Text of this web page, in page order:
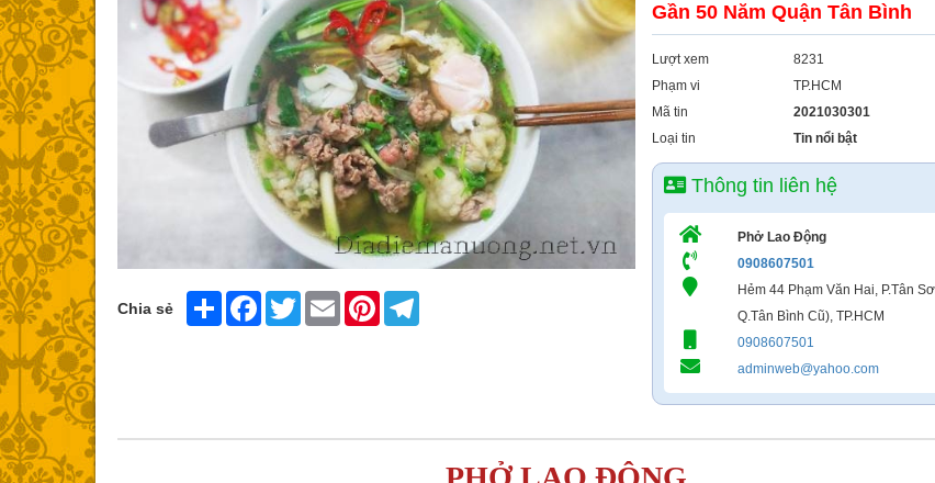
Chia sẻ Share FacebookTwitter Email Pinterest
Gần 50 Năm Quận Tân Bình
Lượt xem
8231
Phạm vi
TP.HCM
Mã tin
2021030301
Loại tin
Tin nổi bật
Thông tin liên hệ
Phở Lao Động
0908607501
Hẻm 44 Phạm Văn Hai, P.Tân
Q.Tân Bình Cũ), TP.HCM
0908607501
adminweb@yahoo.com